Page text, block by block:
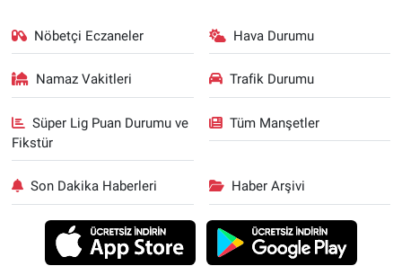
Nöbetçi Eczaneler Hava Durumu
Namaz Vakitleri Trafik Durumu
Süper Lig Puan Durumu ve
Fikstür
Tüm Manşetler
Son Dakika Haberleri Haber Arşivi